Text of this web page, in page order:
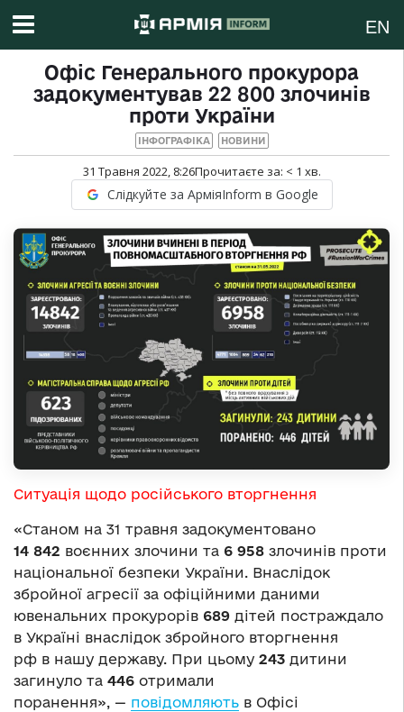
EN
Офіс Генерального прокурора
задокументував 22 800 злочинів
проти України
ІНФОГРАФІКА НОВИНИ
31 Травня 2022, 8:26Прочитаєте за: < 1 хв.
Слідкуйте за АрміяInform в Google
Ситуація щодо російського вторгнення
«Станом на 31 травня задокументовано
14 842 воєнних злочини та 6 958 злочинів проти
національної безпеки України. Внаслідок
збройної агресії за офіційними даними
ювенальних прокурорів 689 дітей постраждало
в Україні внаслідок збройного вторгнення
рф в нашу державу. При цьому 243 дитини
загинуло та 446 отримали
поранення», — повідомляють в Офісі